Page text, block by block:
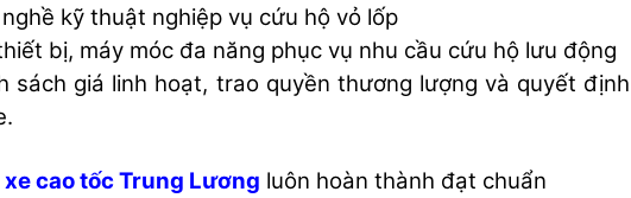
kỹ thuật nghiệp vụ cứu hộ vỏ lốp
bị, máy móc đa năng phục vụ nhu cầu cứu hộ lưu động
sách giá linh hoạt, trao quyền thương lượng và quyết định
xe cao tốc Trung Lương luôn hoàn thành đạt chuẩn